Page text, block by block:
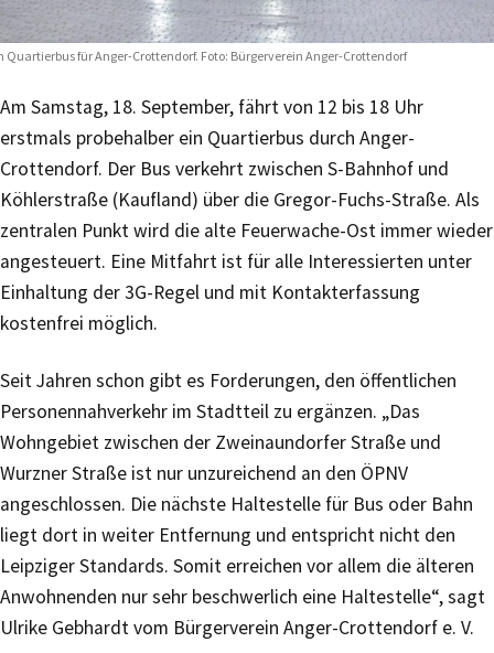
Quartierbus für Anger-Crottendorf. Foto: Bürgerverein Anger-Crottendorf
Am Samstag, 18. September, fährt von 12 bis 18 Uhr
erstmals probehalber ein Quartierbus durch Anger-
Crottendorf. Der Bus verkehrt zwischen S-Bahnhof und
Köhlerstraße (Kaufland) über die Gregor-Fuchs-Straße. Als
zentralen Punkt wird die alte Feuerwache-Ost immer wieder
angesteuert. Eine Mitfahrt ist für alle Interessierten unter
Einhaltung der 3G-Regel und mit Kontakterfassung
kostenfrei möglich.
Seit Jahren schon gibt es Forderungen, den öffentlichen
Personennahverkehr im Stadtteil zu ergänzen. „Das
Wohngebiet zwischen der Zweinaundorfer Straße und
Wurzner Straße ist nur unzureichend an den ÖPNV
angeschlossen. Die nächste Haltestelle für Bus oder Bahn
liegt dort in weiter Entfernung und entspricht nicht den
Leipziger Standards. Somit erreichen vor allem die älteren
Anwohnenden nur sehr beschwerlich eine Haltestelle“, sagt
Ulrike Gebhardt vom Bürgerverein Anger-Crottendorf e. V.